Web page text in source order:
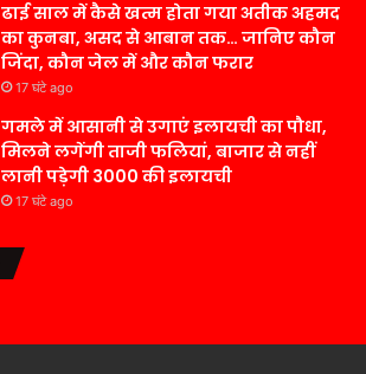
ढाई साल में कैसे खत्म होता गया अतीक अहमद
का कुनबा, असद से आबान तक… जानिए कौन
जिंदा, कौन जेल में और कौन फरार
17 घंटे ago
गमले में आसानी से उगाएं इलायची का पौधा,
मिलने लगेंगी ताजी फलियां, बाजार से नहीं
लानी पड़ेगी 3000 की इलायची
17 घंटे ago